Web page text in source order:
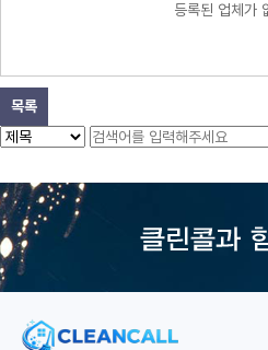
등록된 업체가
목록